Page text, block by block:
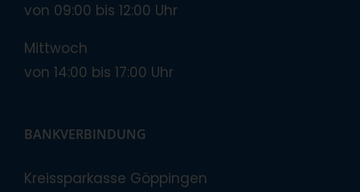
von 09:00 bis 12:00 Uhr
Mittwoch
von 14:00 bis 17:00 Uhr
BANKVERBINDUNG
Kreissparkasse Göppingen